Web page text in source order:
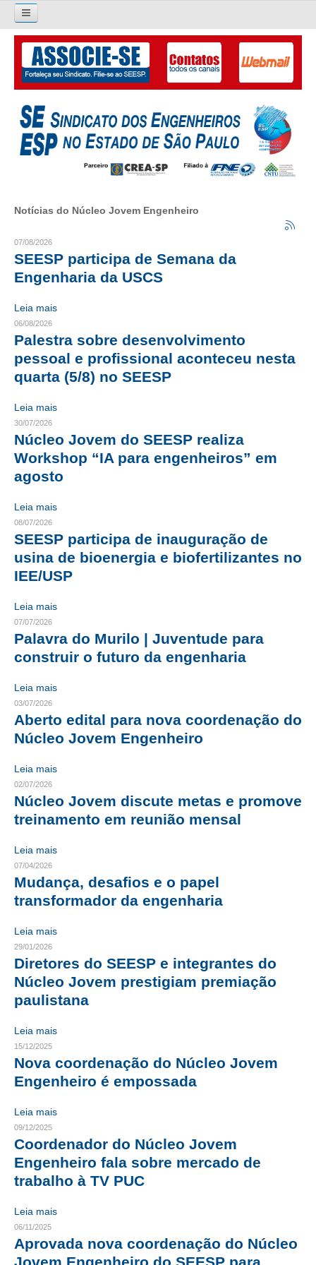
Pesquisar...
O SINDICATO
APRESENTAÇÃO
PALAVRA DO PRESIDENTE
SUBSEDES SINDICAIS
GALERIA EX-PRESIDENTES
ORGANOGRAMA
CRESCE BRASIL
CONSELHO TECNOLÓGICO
COMPOSIÇÃO
CONSELHOS ASSESSORES
PERSONALIDADES DA TECNOLOGIA
TRANSPARÊNCIA
JURÍDICO
CONTRIBUIÇÕES
CONTRIBUIÇÃO ASSISTENCIAL
CONTRIBUIÇÃO ASSOCIATIVA OU ANUIDADE DE SÓCIO
CONTRIBUIÇÃO SINDICAL URBANA
REVISÃO DE APOSENTADORIA
FGTS EXPURGOS
LEI 4.950-A/1966 – PISO SALARIAL
LEI 6.496/1977 – ART
RES 1.002/2002 – CÓDIGO DE ÉTICA
HOMOLOGAÇÕES
PISO SALARIAL
FIQUE POR DENTRO
OPORTUNIDADES
EMPREGO E ESTÁGIO
CARREIRA
AUTÔNOMOS E SERVIÇOS
Notícias do Núcleo Jovem Engenheiro
07/08/2026
SEESP participa de Semana da
Engenharia da USCS
Leia mais
06/08/2026
Palestra sobre desenvolvimento
pessoal e profissional aconteceu nesta
quarta (5/8) no SEESP
Leia mais
30/07/2026
Núcleo Jovem do SEESP realiza
Workshop “IA para engenheiros” em
agosto
Leia mais
08/07/2026
SEESP participa de inauguração de
usina de bioenergia e biofertilizantes no
IEE/USP
Leia mais
07/07/2026
Palavra do Murilo | Juventude para
construir o futuro da engenharia
Leia mais
03/07/2026
Aberto edital para nova coordenação do
Núcleo Jovem Engenheiro
Leia mais
02/07/2026
Núcleo Jovem discute metas e promove
treinamento em reunião mensal
Leia mais
07/04/2026
Mudança, desafios e o papel
transformador da engenharia
Leia mais
29/01/2026
Diretores do SEESP e integrantes do
Núcleo Jovem prestigiam premiação
paulistana
Leia mais
15/12/2025
Nova coordenação do Núcleo Jovem
Engenheiro é empossada
Leia mais
09/12/2025
Coordenador do Núcleo Jovem
Engenheiro fala sobre mercado de
trabalho à TV PUC
Leia mais
06/11/2025
Aprovada nova coordenação do Núcleo